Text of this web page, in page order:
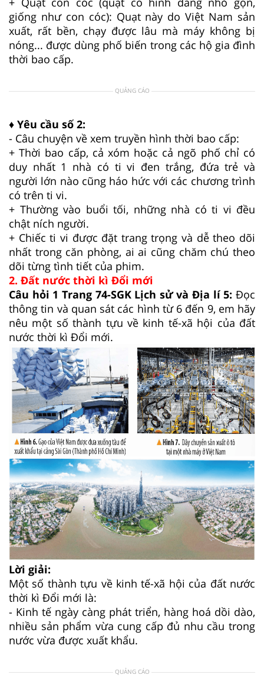
giống như con cóc): Quạt này do Việt Nam sản
xuất, rất bền, chạy được lâu mà máy không bị
nóng... được dùng phố biến trong các hộ gia đình
thời bao cấp.
QUẢNG CÁO
♦ Yêu cầu số 2:
- Câu chuyện về xem truyền hình thời bao cấp:
+ Thời bao cấp, cả xóm hoặc cả ngõ phố chỉ có
duy nhất 1 nhà có ti vi đen trắng, đứa trẻ và
người lớn nào cũng háo hức với các chương trình
có trên ti vi.
+ Thường vào buổi tối, những nhà có ti vi đều
chật ních người.
+ Chiếc ti vi được đặt trang trọng và dễ theo dõi
nhất trong căn phòng, ai ai cũng chăm chú theo
dõi từng tình tiết của phim.
2. Đất nước thời kì Đổi mới
Câu hỏi 1 Trang 74-SGK Lịch sử và Địa lí 5: Đọc
thông tin và quan sát các hình từ 6 đến 9, em hãy
nêu một số thành tựu về kinh tế-xã hội của đất
nước thời kì Đổi mới.
Lời giải:
Một số thành tựu về kinh tế-xã hội của đất nước
thời kì Đổi mới là:
- Kinh tế ngày càng phát triển, hàng hoá dồi dào,
nhiều sản phẩm vừa cung cấp đủ nhu cầu trong
nước vừa được xuất khẩu.
QUẢNG CÁO